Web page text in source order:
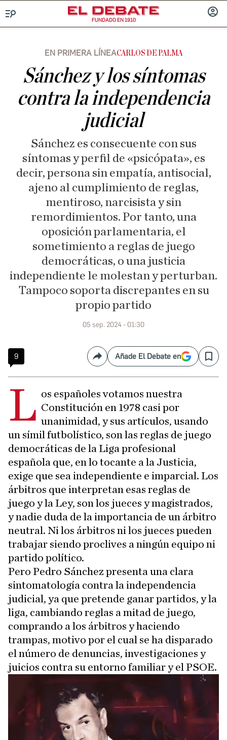
FUNDADO EN 1910
EN PRIMERA LÍNEACARLOS DE PALMA
Sánchez y los síntomas
contra la independencia
judicial
Sánchez es consecuente con sus
síntomas y perfil de «psicópata», es
decir, persona sin empatía, antisocial,
ajeno al cumplimiento de reglas,
mentiroso, narcisista y sin
remordimientos. Por tanto, una
oposición parlamentaria, el
sometimiento a reglas de juego
democráticas, o una justicia
independiente le molestan y perturban.
Tampoco soporta discrepantes en su
propio partido
05 sep. 2024 - 01:30
9 CompartirAñade El Debate en Save
L os españoles votamos nuestra
Constitución en 1978 casi por
unanimidad, y sus artículos, usando
un símil futbolístico, son las reglas de juego
democráticas de la Liga profesional
española que, en lo tocante a la Justicia,
exige que sea independiente e imparcial. Los
árbitros que interpretan esas reglas de
juego y la Ley, son los jueces y magistrados,
y nadie duda de la importancia de un árbitro
neutral. Ni los árbitros ni los jueces pueden
trabajar siendo proclives a ningún equipo ni
partido político.
Pero Pedro Sánchez presenta una clara
sintomatología contra la independencia
judicial, ya que pretende ganar partidos, y la
liga, cambiando reglas a mitad de juego,
comprando a los árbitros y haciendo
trampas, motivo por el cual se ha disparado
el número de denuncias, investigaciones y
juicios contra su entorno familiar y el PSOE.